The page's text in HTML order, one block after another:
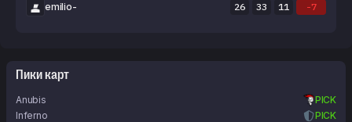
emiIio- 26 33 11 -7
Пики карт
Anubis
PICK
Inferno
PICK